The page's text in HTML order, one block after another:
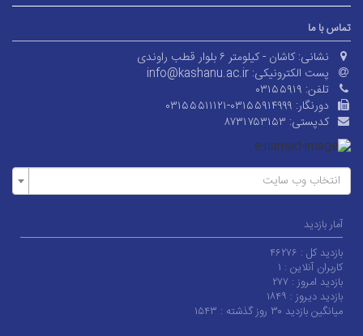
تماس با ما
نشانی: کاشان - کیلومتر ۶ بلوار قطب راوندی
پست الکترونیکی: info@kashanu.ac.ir
تلفن: ۰۳۱۵۵۹۱۹
دورنگار: ۰۳۱۵۵۵۱۱۱۲۱-۰۳۱۵۵۹۱۴۹۹۹
کدپستی: ۸۷۳۱۷۵۳۱۵۳
انتخاب وب سایت
آمار بازدید
بازدید کل : ۴۶۲۷۶
کاربران آنلاین : ۱
بازدید امروز : ۲۷۷
بازدید دیروز : ۱۸۴۹
میانگین بازدید ۳۰ روز گذشته :
۱۵۴۳